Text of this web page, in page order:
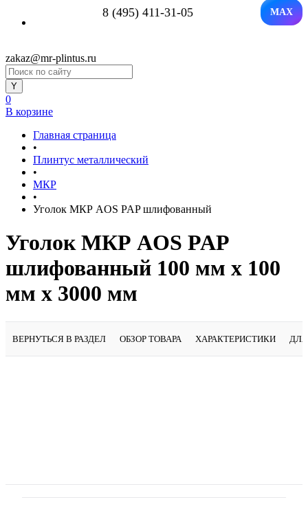
8 (495) 411-31-05 MAX
zakaz@mr-plintus.ru
0
В корзине
Главная страница
•
Плинтус металлический
•
МКР
•
Уголок МКР AOS PAP шлифованный
Уголок МКР AOS PAP
шлифованный 100 мм x 100
мм х 3000 мм
ВЕРНУТЬСЯ В РАЗДЕЛ ОБЗОР ТОВАРА ХАРАКТЕРИСТИКИ